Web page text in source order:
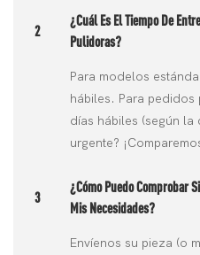
2
¿Cuál Es El Tiempo De
Pulidoras?
Para modelos
hábiles. Para
días hábiles (según la
urgente?
3
¿Cómo Puedo Comprobar
Mis Necesidades?
Envíenos su pieza (o